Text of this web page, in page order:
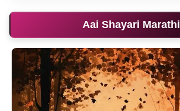
Aai Shayari Marathi